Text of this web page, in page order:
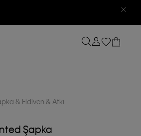
& Eldiven & Atkı
Şapka